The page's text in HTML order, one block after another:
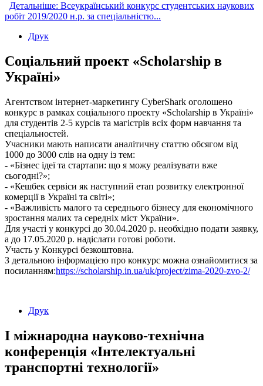
Детальніше: Всеукраїнський конкурс студентських наукових
робіт 2019/2020 н.р. за спеціальністю...
Друк
Соціальний проект «Scholarship в
Україні»
Агентством інтернет-маркетингу CyberShark оголошено
конкурс в рамках соціального проекту «Scholarship в Україні»
для студентів 2-5 курсів та магістрів всіх форм навчання та
спеціальностей.
Учасники мають написати аналітичну статтю обсягом від
1000 до 3000 слів на одну із тем:
- «Бізнес ідеї та стартапи: що я можу реалізувати вже
сьогодні?»;
- «Кешбек сервіси як наступний етап розвитку електронної
комерції в Україні та світі»;
- «Важливість малого та середнього бізнесу для економічного
зростання малих та середніх міст України».
Для участі у конкурсі до 30.04.2020 р. необхідно подати заявку,
а до 17.05.2020 р. надіслати готові роботи.
Участь у Конкурсі безкоштовна.
З детальною інформацією про конкурс можна ознайомитися за
посиланням:https://scholarship.in.ua/uk/project/zima-2020-zvo-2/
Друк
І міжнародна науково-технічна
конференція «Інтелектуальні
транспортні технології»